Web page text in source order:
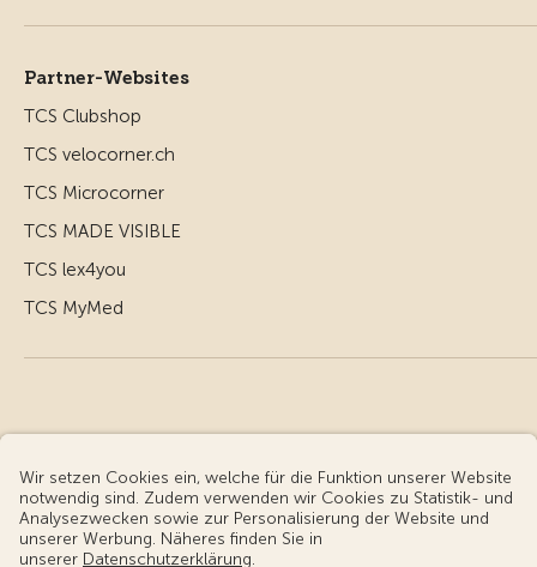
Partner-Websites
TCS Clubshop
TCS velocorner.ch
TCS Microcorner
TCS MADE VISIBLE
TCS lex4you
TCS MyMed